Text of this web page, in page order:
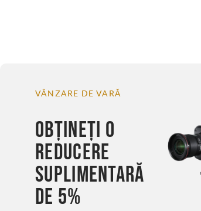
VÂNZARE DE VARĂ
OBȚINEȚI O
REDUCERE
SUPLIMENTARĂ
DE 5%